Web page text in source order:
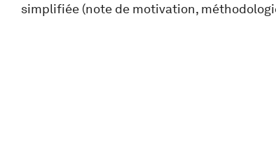
simplifiée (note de motivation,